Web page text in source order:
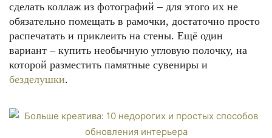
сделать коллаж из фотографий – для этого их не
обязательно помещать в рамочки, достаточно просто
распечатать и приклеить на стены. Ещё один
вариант – купить необычную угловую полочку, на
которой разместить памятные сувениры и
безделушки.